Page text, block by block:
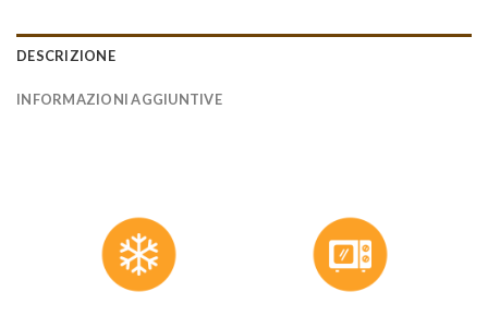
DESCRIZIONE
INFORMAZIONI AGGIUNTIVE